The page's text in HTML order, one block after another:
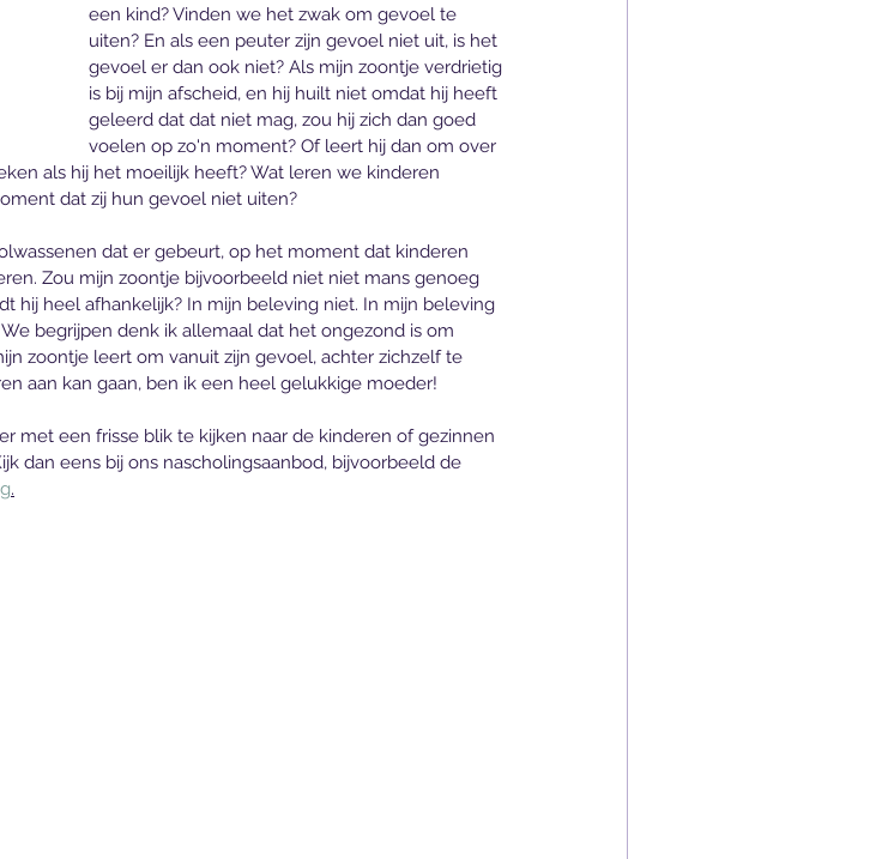
een kind? Vinden we het zwak om gevoel te
uiten? En als een peuter zijn gevoel niet uit, is het
gevoel er dan ook niet? Als mijn zoontje verdrietig
is bij mijn afscheid, en hij huilt niet omdat hij heeft
geleerd dat dat niet mag, zou hij zich dan goed
voelen op zo'n moment? Of leert hij dan om over
als hij het moeilijk heeft? Wat leren we kinderen
dat zij hun gevoel niet uiten?
dat er gebeurt, op het moment dat kinderen
Zou mijn zoontje bijvoorbeeld niet niet mans genoeg
hij heel afhankelijk? In mijn beleving niet. In mijn beleving
begrijpen denk ik allemaal dat het ongezond is om
zoontje leert om vanuit zijn gevoel, achter zichzelf te
aan kan gaan, ben ik een heel gelukkige moeder!
met een frisse blik te kijken naar de kinderen of gezinnen
dan eens bij ons nascholingsaanbod, bijvoorbeeld de
.